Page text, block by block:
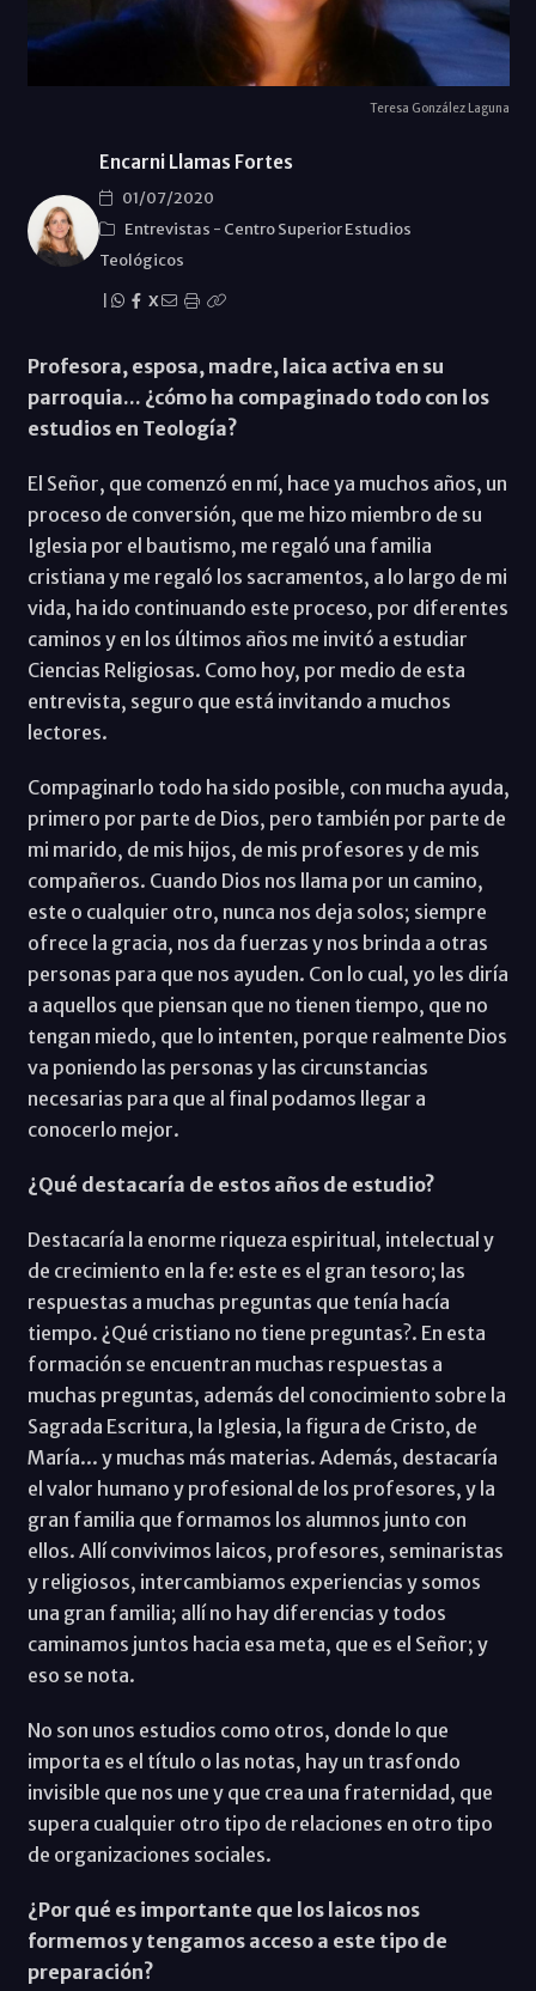
Teresa González Laguna
Encarni Llamas Fortes
01/07/2020
Entrevistas - Centro Superior Estudios
Teológicos
X
Profesora, esposa, madre, laica activa en su
parroquia... ¿cómo ha compaginado todo con los
estudios en Teología?
El Señor, que comenzó en mí, hace ya muchos años, un
proceso de conversión, que me hizo miembro de su
Iglesia por el bautismo, me regaló una familia
cristiana y me regaló los sacramentos, a lo largo de mi
vida, ha ido continuando este proceso, por diferentes
caminos y en los últimos años me invitó a estudiar
Ciencias Religiosas. Como hoy, por medio de esta
entrevista, seguro que está invitando a muchos
lectores.
Compaginarlo todo ha sido posible, con mucha ayuda,
primero por parte de Dios, pero también por parte de
mi marido, de mis hijos, de mis profesores y de mis
compañeros. Cuando Dios nos llama por un camino,
este o cualquier otro, nunca nos deja solos; siempre
ofrece la gracia, nos da fuerzas y nos brinda a otras
personas para que nos ayuden. Con lo cual, yo les diría
a aquellos que piensan que no tienen tiempo, que no
tengan miedo, que lo intenten, porque realmente Dios
va poniendo las personas y las circunstancias
necesarias para que al final podamos llegar a
conocerlo mejor.
¿Qué destacaría de estos años de estudio?
Destacaría la enorme riqueza espiritual, intelectual y
de crecimiento en la fe: este es el gran tesoro; las
respuestas a muchas preguntas que tenía hacía
tiempo. ¿Qué cristiano no tiene preguntas?. En esta
formación se encuentran muchas respuestas a
muchas preguntas, además del conocimiento sobre la
Sagrada Escritura, la Iglesia, la figura de Cristo, de
María... y muchas más materias. Además, destacaría
el valor humano y profesional de los profesores, y la
gran familia que formamos los alumnos junto con
ellos. Allí convivimos laicos, profesores, seminaristas
y religiosos, intercambiamos experiencias y somos
una gran familia; allí no hay diferencias y todos
caminamos juntos hacia esa meta, que es el Señor; y
eso se nota.
No son unos estudios como otros, donde lo que
importa es el título o las notas, hay un trasfondo
invisible que nos une y que crea una fraternidad, que
supera cualquier otro tipo de relaciones en otro tipo
de organizaciones sociales.
¿Por qué es importante que los laicos nos
formemos y tengamos acceso a este tipo de
preparación?